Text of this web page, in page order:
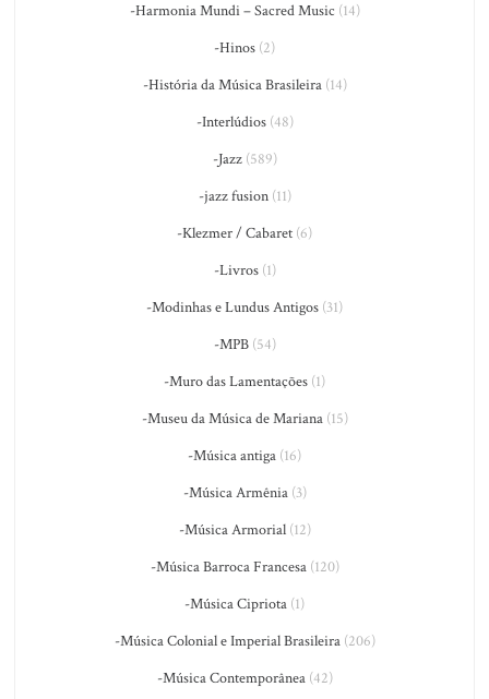
-Harmonia Mundi – Sacred Music (14)
-Hinos (2)
-História da Música Brasileira(14)
-Interlúdios(48)
-Jazz(589)
-jazz fusion(11)
-Klezmer / Cabaret (6)
-Livros(1)
-Modinhas e Lundus Antigos (31)
-MPB(54)
-Muro das Lamentações (1)
-Museu da Música de Mariana(15)
-Música antiga (16)
-Música Armênia(3)
-Música Armorial(12)
-Música Barroca Francesa(120)
-Música Cipriota (1)
-Música Colonial e Imperial Brasileira(206)
-Música Contemporânea(42)